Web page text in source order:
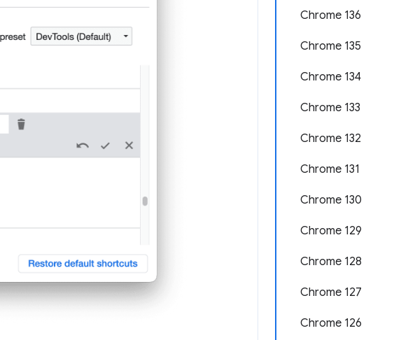
Chrome 136
Chrome 135
Chrome 134
Chrome 133
Chrome 132
Chrome 131
Chrome 130
Chrome 129
Chrome 128
Chrome 127
Chrome 126